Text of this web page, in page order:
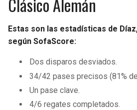
Clásico Alemán
Estas son las estadísticas de
según SofaScore:
Dos disparos desviados.
34/42 pases precisos (81%
Un pase clave.
4/6 regates completados.